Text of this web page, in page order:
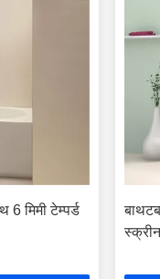
मिमी टेम्पर्ड